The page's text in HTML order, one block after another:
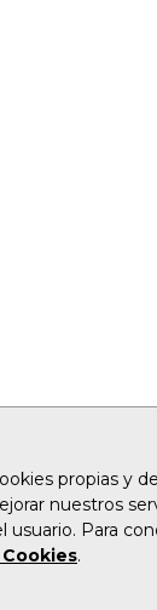
propias y
nuestros
Para
.